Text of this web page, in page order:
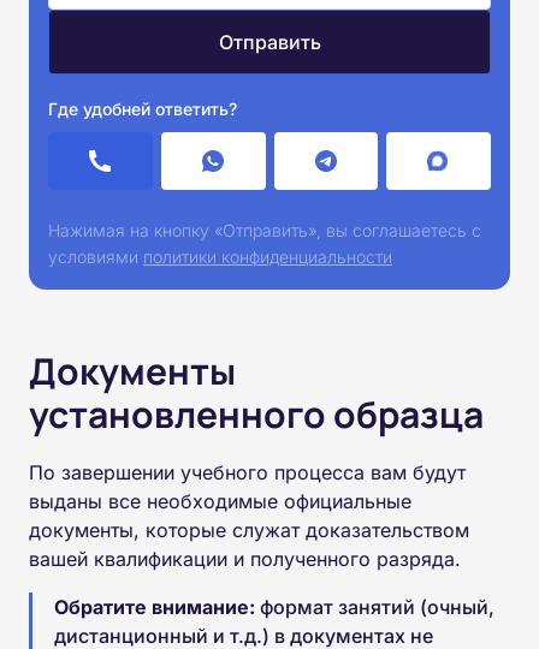
Где удобней ответить?
Нажимая на кнопку «Отправить», вы соглашаетесь с
условиями политики конфиденциальности
Документы
установленного образца
По завершении учебного процесса вам будут
выданы все необходимые официальные
документы, которые служат доказательством
вашей квалификации и полученного разряда.
Обратите внимание: формат занятий (очный,
дистанционный и т.д.) в документах не